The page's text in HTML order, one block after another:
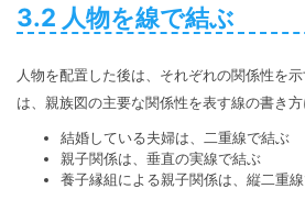
3.2 人物を線で結ぶ
人物を配置した後は、それぞれの関係性を
は、親族図の主要な関係性を表す線の書き方
結婚している夫婦は、二重線で結ぶ
親子関係は、垂直の実線で結ぶ
養子縁組による親子関係は、縦二重